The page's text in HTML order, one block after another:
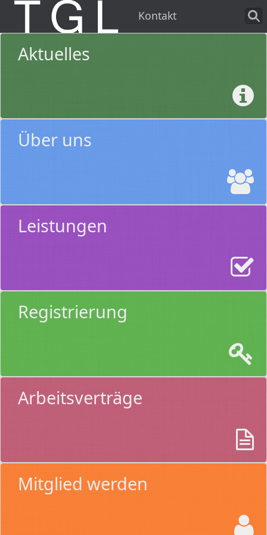
Kontakt
Aktuelles
Über uns
Leistungen
Registrierung
Arbeitsverträge
Mitglied werden